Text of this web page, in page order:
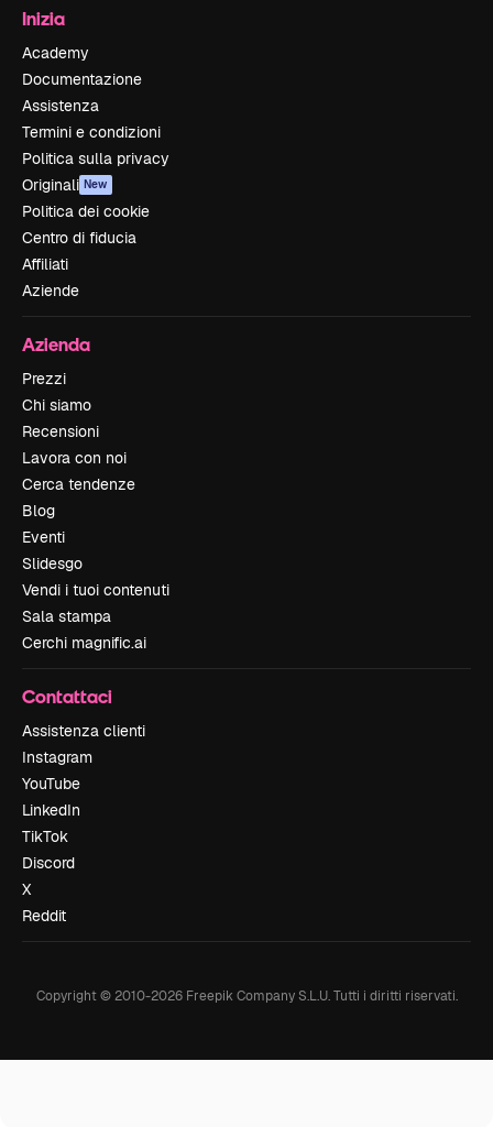
Inizia
Academy
Documentazione
Assistenza
Termini e condizioni
Politica sulla privacy
Originali New
Politica dei cookie
Centro di fiducia
Affiliati
Aziende
Azienda
Prezzi
Chi siamo
Recensioni
Lavora con noi
Cerca tendenze
Blog
Eventi
Slidesgo
Vendi i tuoi contenuti
Sala stampa
Cerchi magnific.ai
Contattaci
Assistenza clienti
Instagram
YouTube
LinkedIn
TikTok
Discord
X
Reddit
Copyright © 2010-2026Freepik Company S.L.U. Tutti i diritti riservati.